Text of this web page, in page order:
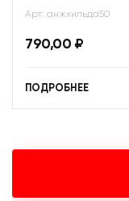
Арт: анжхильда50
790,00 ₽
ПОДРОБНЕЕ